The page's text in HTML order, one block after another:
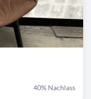
40% Nachlass